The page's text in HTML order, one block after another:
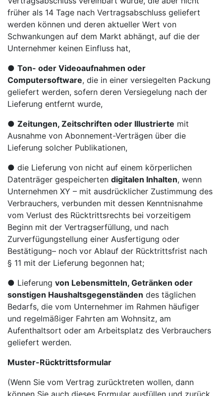
früher als 14 Tage nach Vertragsabschluss geliefert
werden können und deren aktueller Wert von
Schwankungen auf dem Markt abhängt, auf die der
Unternehmer keinen Einfluss hat,
● Ton- oder Videoaufnahmen oder
Computersoftware, die in einer versiegelten Packung
geliefert werden, sofern deren Versiegelung nach der
Lieferung entfernt wurde,
● Zeitungen, Zeitschriften oder Illustrierte mit
Ausnahme von Abonnement-Verträgen über die
Lieferung solcher Publikationen,
● die Lieferung von nicht auf einem körperlichen
Datenträger gespeicherten digitalen Inhalten, wenn
Unternehmen XY – mit ausdrücklicher Zustimmung des
Verbrauchers, verbunden mit dessen Kenntnisnahme
vom Verlust des Rücktrittsrechts bei vorzeitigem
Beginn mit der Vertragserfüllung, und nach
Zurverfügungstellung einer Ausfertigung oder
Bestätigung– noch vor Ablauf der Rücktrittsfrist nach
§ 11 mit der Lieferung begonnen hat;
● Lieferung von Lebensmitteln, Getränken oder
sonstigen Haushaltsgegenständen des täglichen
Bedarfs, die vom Unternehmer im Rahmen häufiger
und regelmäßiger Fahrten am Wohnsitz, am
Aufenthaltsort oder am Arbeitsplatz des Verbrauchers
geliefert werden.
Muster-Rücktrittsformular
(Wenn Sie vom Vertrag zurücktreten wollen, dann
können Sie auch dieses Formular ausfüllen und zurück